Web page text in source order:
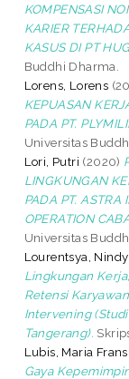
KOMPENSASI
KARIER
KASUS DI PT
Buddhi Dharma.
Lorens, Lorens
KEPUASAN
PADA PT.
Universitas
Lori, Putri (2020)
LINGKUNGAN
PADA PT. ASTRA
OPERATION
Universitas
Lourentsya, Nindy
Lingkungan
Retensi
Intervening
Tangerang).
Lubis, Maria
Gaya